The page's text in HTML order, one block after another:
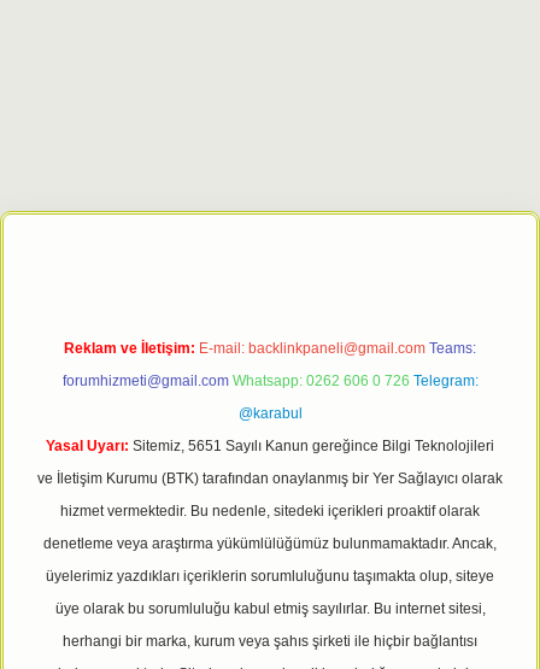
adresitulipbett.net
Reklam ve İletişim: E-mail: backlinkpaneli@gmail.com Teams:
forumhizmeti@gmail.com Whatsapp: 0262 606 0 726 Telegram:
@karabul
Yasal Uyarı: Sitemiz, 5651 Sayılı Kanun gereğince Bilgi Teknolojileri
ve İletişim Kurumu (BTK) tarafından onaylanmış bir Yer Sağlayıcı olarak
hizmet vermektedir. Bu nedenle, sitedeki içerikleri proaktif olarak
denetleme veya araştırma yükümlülüğümüz bulunmamaktadır. Ancak,
üyelerimiz yazdıkları içeriklerin sorumluluğunu taşımakta olup, siteye
üye olarak bu sorumluluğu kabul etmiş sayılırlar. Bu internet sitesi,
herhangi bir marka, kurum veya şahıs şirketi ile hiçbir bağlantısı